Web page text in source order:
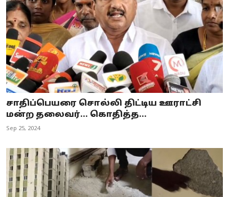
சாதிப்பெயரை சொல்லி திட்டிய ஊராட்சி
மன்ற தலைவர்… கொதித்த...
Sep 25, 2024